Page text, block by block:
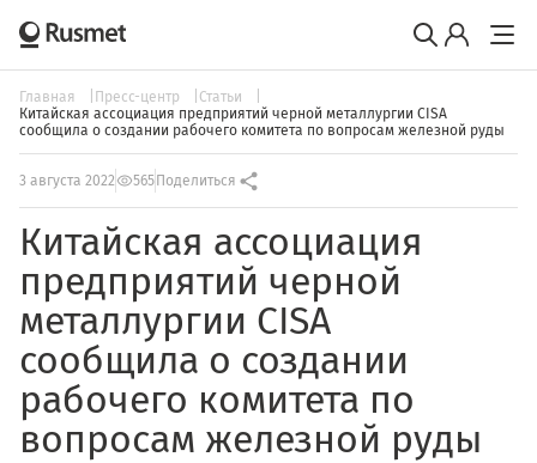
Главная Пресс-центр
Статьи
Китайская ассоциация предприятий черной металлургии CISA
сообщила о создании рабочего комитета по вопросам железной руды
3 августа 2022 565 Поделиться
Китайская ассоциация
предприятий черной
металлургии CISA
сообщила о создании
рабочего комитета по
вопросам железной руды